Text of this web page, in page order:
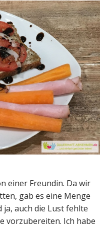
einer Freundin. Da wir
gab es eine Menge
ja, auch die Lust fehlte
vorzubereiten. Ich habe